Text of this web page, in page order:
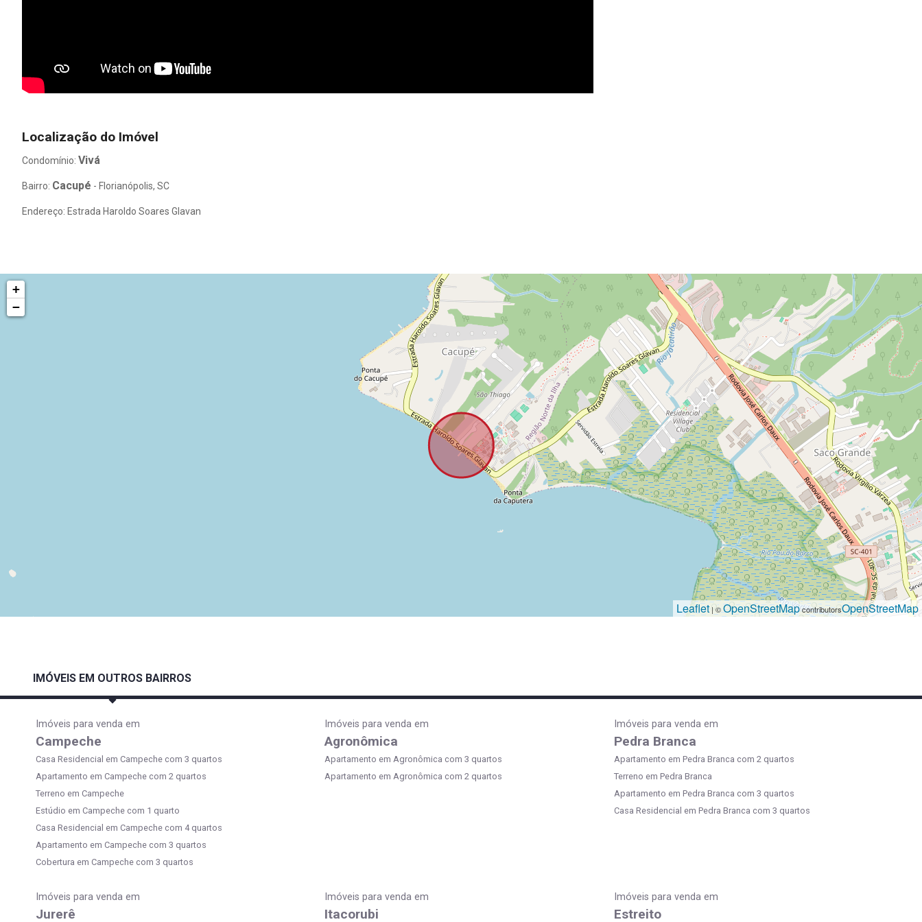
Localização do Imóvel
Condomínio: Vivá
Bairro: Cacupé - Florianópolis, SC
Endereço: Estrada Haroldo Soares Glavan
+
−
Leaflet| ©OpenStreetMapcontributorsOpenStreetMap
IMÓVEIS EM OUTROS BAIRROS
Imóveis para venda em
Campeche
Casa Residencial em Campeche com 3 quartos
Apartamento em Campeche com 2 quartos
Terreno em Campeche
Estúdio em Campeche com 1 quarto
Casa Residencial em Campeche com 4 quartos
Apartamento em Campeche com 3 quartos
Cobertura em Campeche com 3 quartos
Imóveis para venda em
Agronômica
Apartamento em Agronômica com 3 quartos
Apartamento em Agronômica com 2 quartos
Imóveis para venda em
Pedra Branca
Apartamento em Pedra Branca com 2 quartos
Terreno em Pedra Branca
Apartamento em Pedra Branca com 3 quartos
Casa Residencial em Pedra Branca com 3 quartos
Imóveis para venda em
Jurerê
Imóveis para venda em
Itacorubi
Imóveis para venda em
Estreito